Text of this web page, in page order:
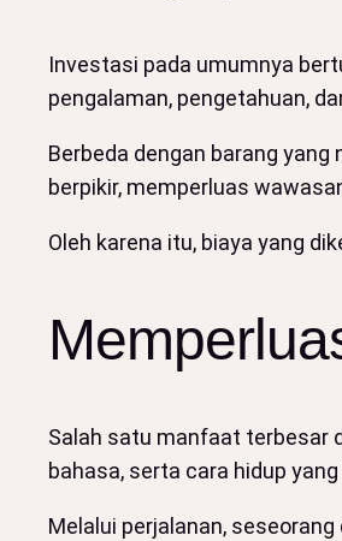
Investasi pada umumnya
pengalaman, pengetahuan,
Berbeda dengan barang
berpikir, memperluas
Oleh karena itu, biaya yang
Salah satu manfaat terbesar
bahasa, serta cara hidup
Melalui perjalanan, seseorang